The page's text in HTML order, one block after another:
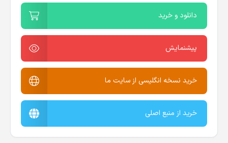
دانلود و خرید
پیشنمایش
خرید نسخه انگلیسی از سایت ما
خرید از منبع اصلی